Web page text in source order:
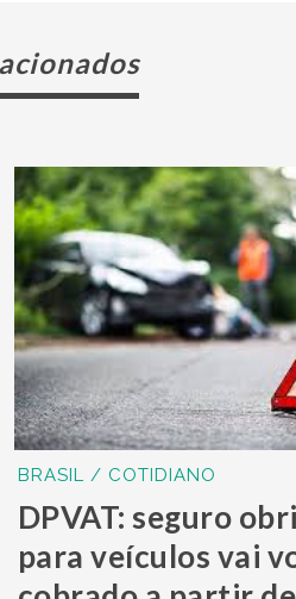
BRASIL / COTIDIANO
DPVAT: seguro
para veículos vai